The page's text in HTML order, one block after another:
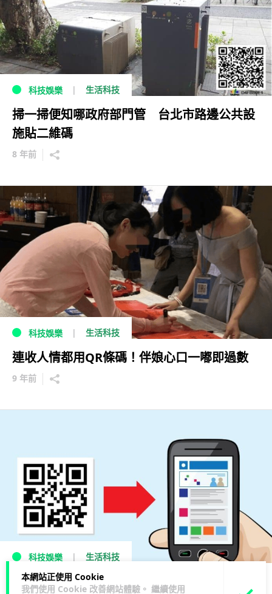
本網站正使用 Cookie
我們使用 Cookie 改善網站體驗。 繼續使用
科技娛樂 生活科技
掃一掃便知哪政府部門管 台北市路邊公共設
施貼二維碼
8 年前
科技娛樂 生活科技
連收人情都用QR條碼！伴娘心口一嘟即過數
9 年前
科技娛樂 生活科技
騙財騙信任 二維碼騙子大陸橫行